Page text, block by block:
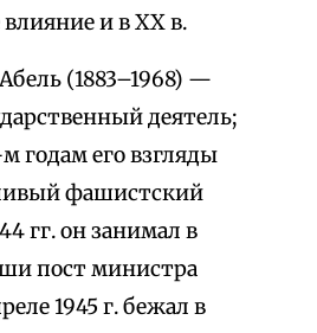
и в ХХ в.
(1883–1968) —
деятель;
годам его взгляды
фашистский
гг. он занимал в
пост министра
1945 г. бежал в